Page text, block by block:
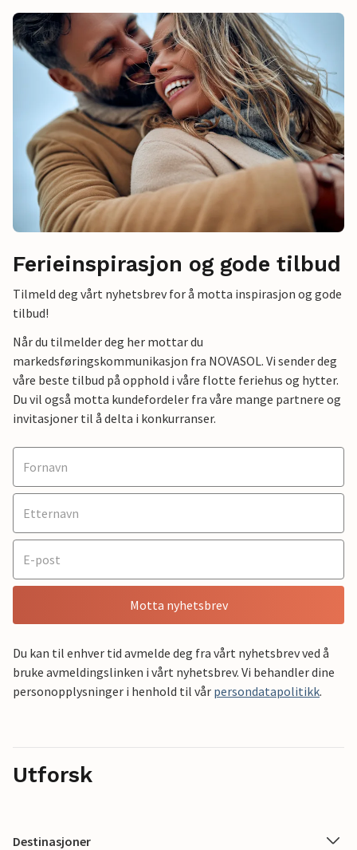
Ferieinspirasjon og gode tilbud
Tilmeld deg vårt nyhetsbrev for å motta inspirasjon og gode
tilbud!
Når du tilmelder deg her mottar du
markedsføringskommunikasjon fra NOVASOL. Vi sender deg
våre beste tilbud på opphold i våre flotte feriehus og hytter.
Du vil også motta kundefordeler fra våre mange partnere og
invitasjoner til å delta i konkurranser.
Motta nyhetsbrev
Du kan til enhver tid avmelde deg fra vårt nyhetsbrev ved å
bruke avmeldingslinken i vårt nyhetsbrev. Vi behandler dine
personopplysninger i henhold til vår persondatapolitikk.
Utforsk
Destinasjoner